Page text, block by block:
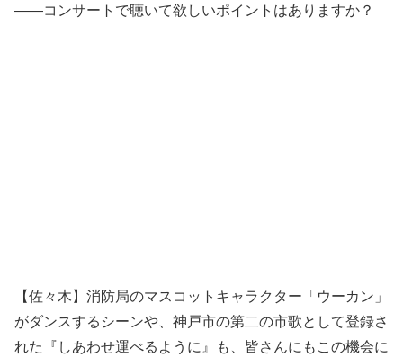
――コンサートで聴いて欲しいポイントはありますか？
【佐々木】消防局のマスコットキャラクター「ウーカン」
がダンスするシーンや、神戸市の第二の市歌として登録さ
れた『しあわせ運べるように』も、皆さんにもこの機会に